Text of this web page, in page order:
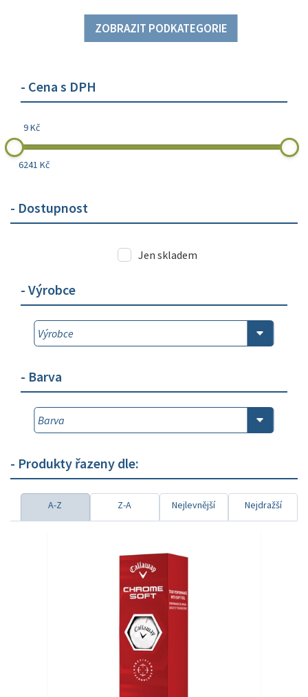
ZOBRAZIT PODKATEGORIE
- Cena s DPH
9 Kč
6241 Kč
- Dostupnost
Jen skladem
- Výrobce
- Barva
- Produkty řazeny dle:
A-Z Z-A Nejlevnější Nejdražší